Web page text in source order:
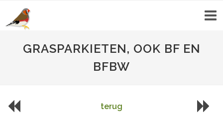
GRASPARKIETEN, OOK BF EN
BFBW
terug